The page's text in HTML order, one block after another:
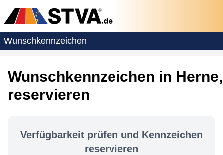
Wunschkennzeichen
Wunschkennzeichen in
reservieren
Verfügbarkeit prüfen und Kennzeichen
reservieren